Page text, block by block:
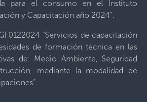
para el consumo en el Instituto
y Capacitación año 2024”.
“Servicios de capacitación
de formación técnica en las
de: Medio Ambiente, Seguridad
mediante la modalidad de